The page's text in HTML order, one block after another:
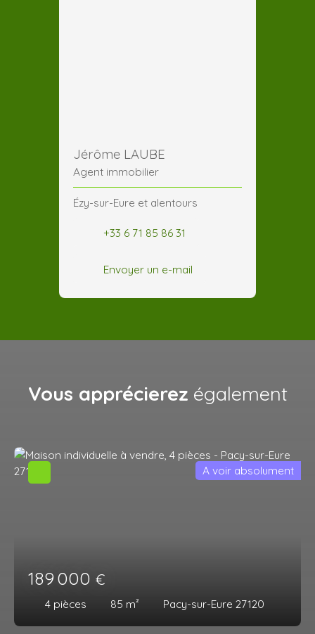
Jérôme LAUBE
Agent immobilier
Ézy-sur-Eure et alentours
+33 6 71 85 86 31
Envoyer un e-mail
Vous apprécierez également
189 000 €
4 pièces 85 m² Pacy-sur-Eure 27120
A voir absolument